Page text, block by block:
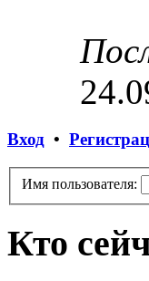
Вход •
Имя пользователя:
Кто